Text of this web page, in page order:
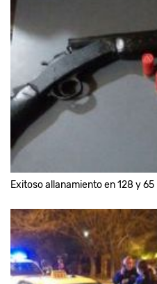
Exitoso allanamiento en 128 y 65